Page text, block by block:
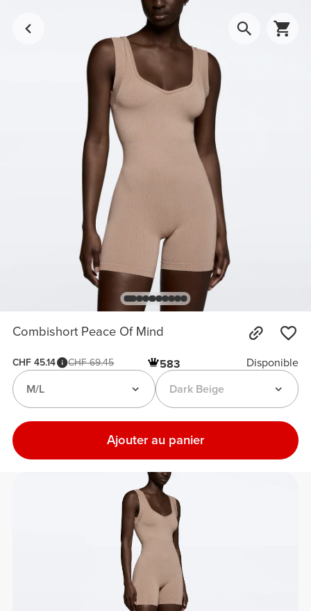
Combishort Peace Of Mind
CHF 45.14 CHF 69.45 583
Disponible
Dark Beige
M/L
Ajouter au panier